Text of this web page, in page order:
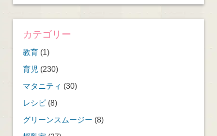
カテゴリー
教育(1)
育児 (230)
マタニティ (30)
レシピ(8)
グリーンスムージー (8)